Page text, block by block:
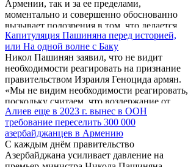
экспорт и транзит вооружений в Израиль, а
также был снят статус «персона нон грата»
с премьер-министра Беньямина Нетаньяху и
ряда его министров. Напомним, что
предыдущее ...
Армении, так и за ее пределами,
моментально и совершенно обоснованно
вызывает подозрения в том, что делается
это исключительно в интересах и по указке
Баку. Именно поэтому невозможно обойти
вниманием сообщения последних дней,
связанные с «реконструкцией ереванского
квартала «Конд». Помимо того, что даже
намек на какой-либо созидательный
процесс абсолютно чужд этой
разрушающей, уничтожающей и
оскверняющей все армянское власти, есть
все основания полагать, что режим ...
Капитуляция Пашиняна перед историей,
или На одной волне с Баку
Никол Пашинян заявил, что не видит
необходимости реагировать на признание
правительством Израиля Геноцида армян.
«Мы не видим необходимости реагировать,
поскольку считаем, что воздержание от
вовлечения в вопрос об использовании
Геноцида армян в качестве оружия отвечает
интересам Республики Армения», – заявил
он 29 июня журналистам после заседания
правления партии «Гражданский договор».
Алиев еще в 2023 г. вынес в ООН
требование переселить 300 000
азербайджанцев в Армению
С каждым днём правительство
Азербайджана усиливает давление на